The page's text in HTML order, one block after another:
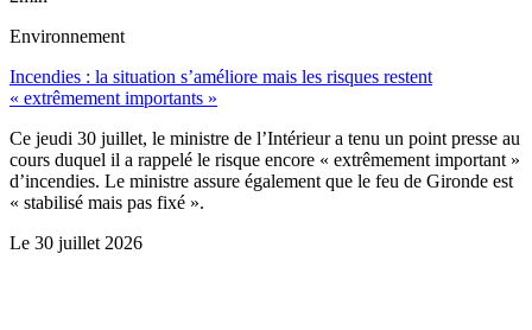
Environnement
Incendies : la situation s’améliore mais les risques restent
« extrêmement importants »
Ce jeudi 30 juillet, le ministre de l’Intérieur a tenu un point presse au
cours duquel il a rappelé le risque encore « extrêmement important »
d’incendies. Le ministre assure également que le feu de Gironde est
« stabilisé mais pas fixé ».
Le 30 juillet 2026